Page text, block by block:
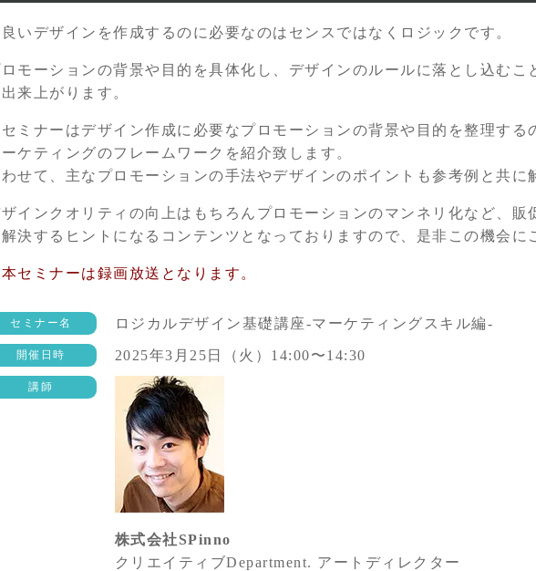
いデザインを作成するのに必要なのはセンスではなくロジックです。
モーションの背景や目的を具体化し、デザインのルールに落とし込むこ
来上がります。
ミナーはデザイン作成に必要なプロモーションの背景や目的を整理する
ケティングのフレームワークを紹介致します。
せて、主なプロモーションの手法やデザインのポイントも参考例と共に
インクオリティの向上はもちろんプロモーションのマンネリ化など、販
解決するヒントになるコンテンツとなっておりますので、是非この機会に
セミナーは録画放送となります。
セミナー名 ロジカルデザイン基礎講座-マーケティングスキル編-
開催日時 2025年3月25日（火）14:00〜14:30
講師
株式会社SPinno
クリエイティブDepartment. アートディレクター